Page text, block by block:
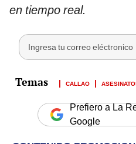
en tiempo real.
CALLAO
Prefiero a La
Google